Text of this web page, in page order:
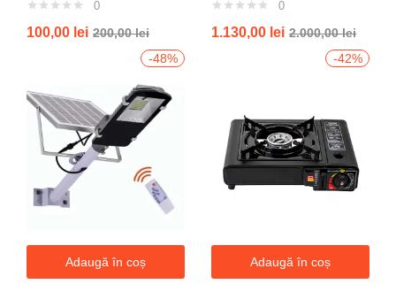
0
100,00 lei 200,00lei
0
1.130,00 lei 2.000,00lei
-48%
Adaugă în coș
-42%
Adaugă în coș